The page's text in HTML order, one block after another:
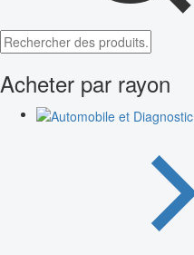
Acheter par rayon